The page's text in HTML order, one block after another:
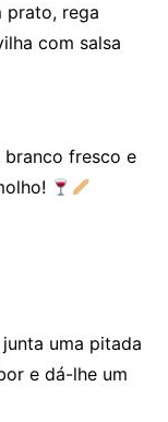
prato, rega
com salsa
fresco e
uma pitada
e dá-lhe um